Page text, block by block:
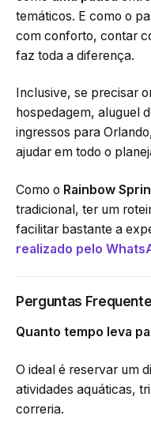
temáticos. E como o
com conforto, contar
faz toda a diferença.
Inclusive, se precisar
hospedagem, aluguel
ingressos para
ajudar em todo o
Como o Rainbow
tradicional, ter um
facilitar bastante a
realizado pelo
Perguntas
Quanto tempo leva
O ideal é reservar um
atividades aquáticas,
correria.